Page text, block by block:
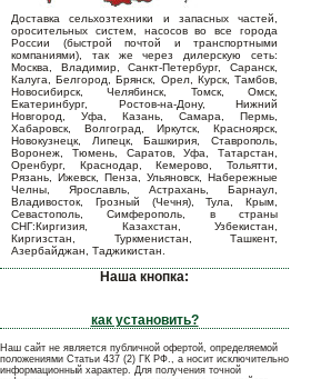
Доставка сельхозтехники и запасных частей,
оросительных систем, насосов во все города
России (быстрой почтой и транспортными
компаниями), так же через дилерскую сеть:
Москва, Владимир, Санкт-Петербург, Саранск,
Калуга, Белгород, Брянск, Орел, Курск, Тамбов,
Новосибирск, Челябинск, Томск, Омск,
Екатеринбург, Ростов-на-Дону, Нижний
Новгород, Уфа, Казань, Самара, Пермь,
Хабаровск, Волгоград, Иркутск, Красноярск,
Новокузнецк, Липецк, Башкирия, Ставрополь,
Воронеж, Тюмень, Саратов, Уфа, Татарстан,
Оренбург, Краснодар, Кемерово, Тольятти,
Рязань, Ижевск, Пенза, Ульяновск, Набережные
Челны, Ярославль, Астрахань, Барнаул,
Владивосток, Грозный (Чечня), Тула, Крым,
Севастополь, Симферополь, в страны
СНГ:Киргизия, Казахстан, Узбекистан,
Киргизстан, Туркменистан, Ташкент,
Азербайджан, Таджикистан.
Наша кнопка:
как установить?
Наш сайт не является публичной офертой, определяемой
положениями Статьи 437 (2) ГК РФ., а носит исключительно
информационный характер. Для получения точной